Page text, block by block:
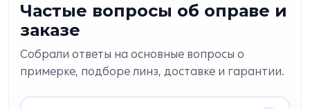
Частые вопросы об оправе и
заказе
Собрали ответы на основные вопросы о
примерке, подборе линз, доставке и гарантии.